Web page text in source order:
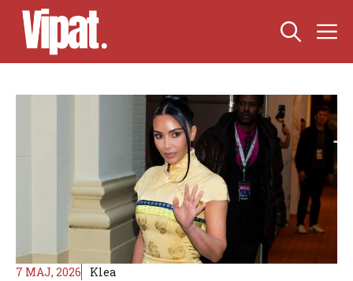
Skip
content
7 MAJ, 2026 Klea